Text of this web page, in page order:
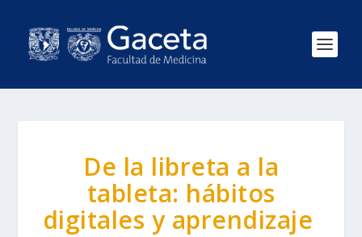
De la libreta a la
tableta: hábitos
digitales y aprendizaje